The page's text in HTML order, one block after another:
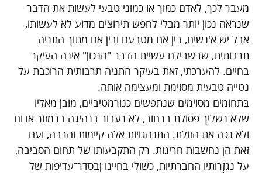
מעבר לכך, לאדם כמוך או כמוני טבעי לעשות את הדבר
שנראה נכון יותר מבלי לחפש תירוצים מדוע לא לעשותו,
אבל יש א'נשים, בין אם מטבעם ובין אם מתוך התניה
תרבותית, שבשבילם עשיית הדבר "הנכון" אינה העיקר
בחיים. להערכתי, זאת בעיקר התניה תרבותית הרוכבת על
נטייה טבעית מסוימת וּמעצימה אותהּ.
בִּתחומים מסוימים שנתפשים כנורמטיביים, מובן מאליו
שלא נשליך פסולת ברחוב, לא נעבור בִּנהיגה ברמזור אדום
ולא נכה את הזולת. התנהגויות אלה קיימות והרבה, ועם
זאת הן נחשבות חריגות. רק התקבּעותו של תחום הסביבה,
על נגזְרותיו החברתיות, כשולי בחיינו ןּבסדר־עדיפות של